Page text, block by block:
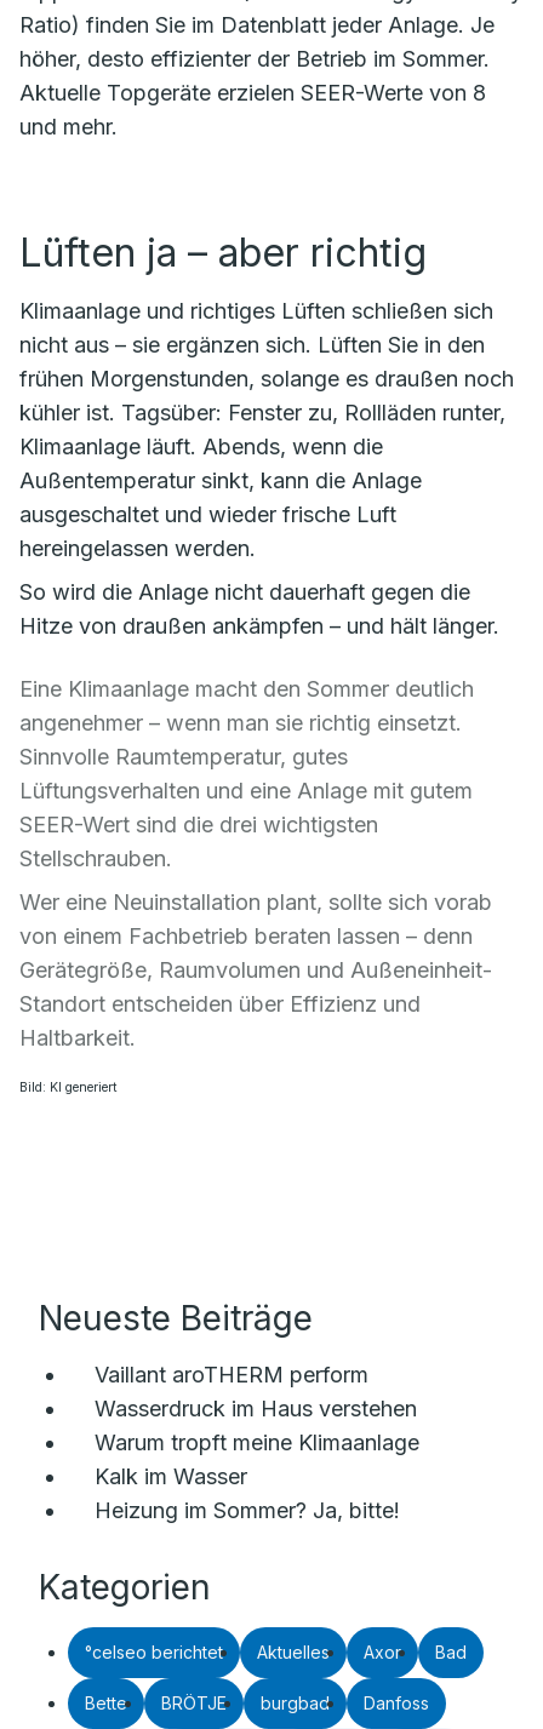
Ratio) finden Sie im Datenblatt jeder Anlage. Je
höher, desto effizienter der Betrieb im Sommer.
Aktuelle Topgeräte erzielen SEER-Werte von 8
und mehr.
Lüften ja – aber richtig
Klimaanlage und richtiges Lüften schließen sich
nicht aus – sie ergänzen sich. Lüften Sie in den
frühen Morgenstunden, solange es draußen noch
kühler ist. Tagsüber: Fenster zu, Rollläden runter,
Klimaanlage läuft. Abends, wenn die
Außentemperatur sinkt, kann die Anlage
ausgeschaltet und wieder frische Luft
hereingelassen werden.
So wird die Anlage nicht dauerhaft gegen die
Hitze von draußen ankämpfen – und hält länger.
Eine Klimaanlage macht den Sommer deutlich
angenehmer – wenn man sie richtig einsetzt.
Sinnvolle Raumtemperatur, gutes
Lüftungsverhalten und eine Anlage mit gutem
SEER-Wert sind die drei wichtigsten
Stellschrauben.
Wer eine Neuinstallation plant, sollte sich vorab
von einem Fachbetrieb beraten lassen – denn
Gerätegröße, Raumvolumen und Außeneinheit-
Standort entscheiden über Effizienz und
Haltbarkeit.
Bild: KI generiert
Neueste Beiträge
Vaillant aroTHERM perform
Wasserdruck im Haus verstehen
Warum tropft meine Klimaanlage
Kalk im Wasser
Heizung im Sommer? Ja, bitte!
Kategorien
°celseo berichtet Aktuelles Axor Bad
Bette BRÖTJE burgbad Danfoss